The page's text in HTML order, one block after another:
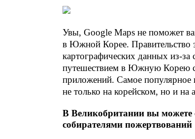
Увы, Google Maps не поможет
в Южной Корее. Правительство
картографических данных из-
путешествием в Южную Корею
приложений. Самое
не только на корейском, но и на
В Великобритании вы можете
собирателями пожертвований